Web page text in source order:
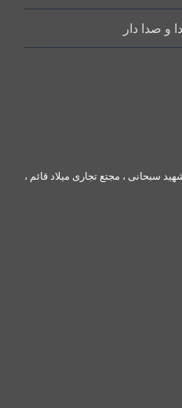
و صدا دار
سبحانی ، مجتع تجاری میلاد قائم ،